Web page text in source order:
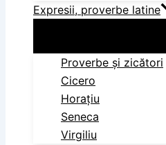
Expresii, proverbe latine
Proverbe și zicători
Cicero
Horațiu
Seneca
Virgiliu